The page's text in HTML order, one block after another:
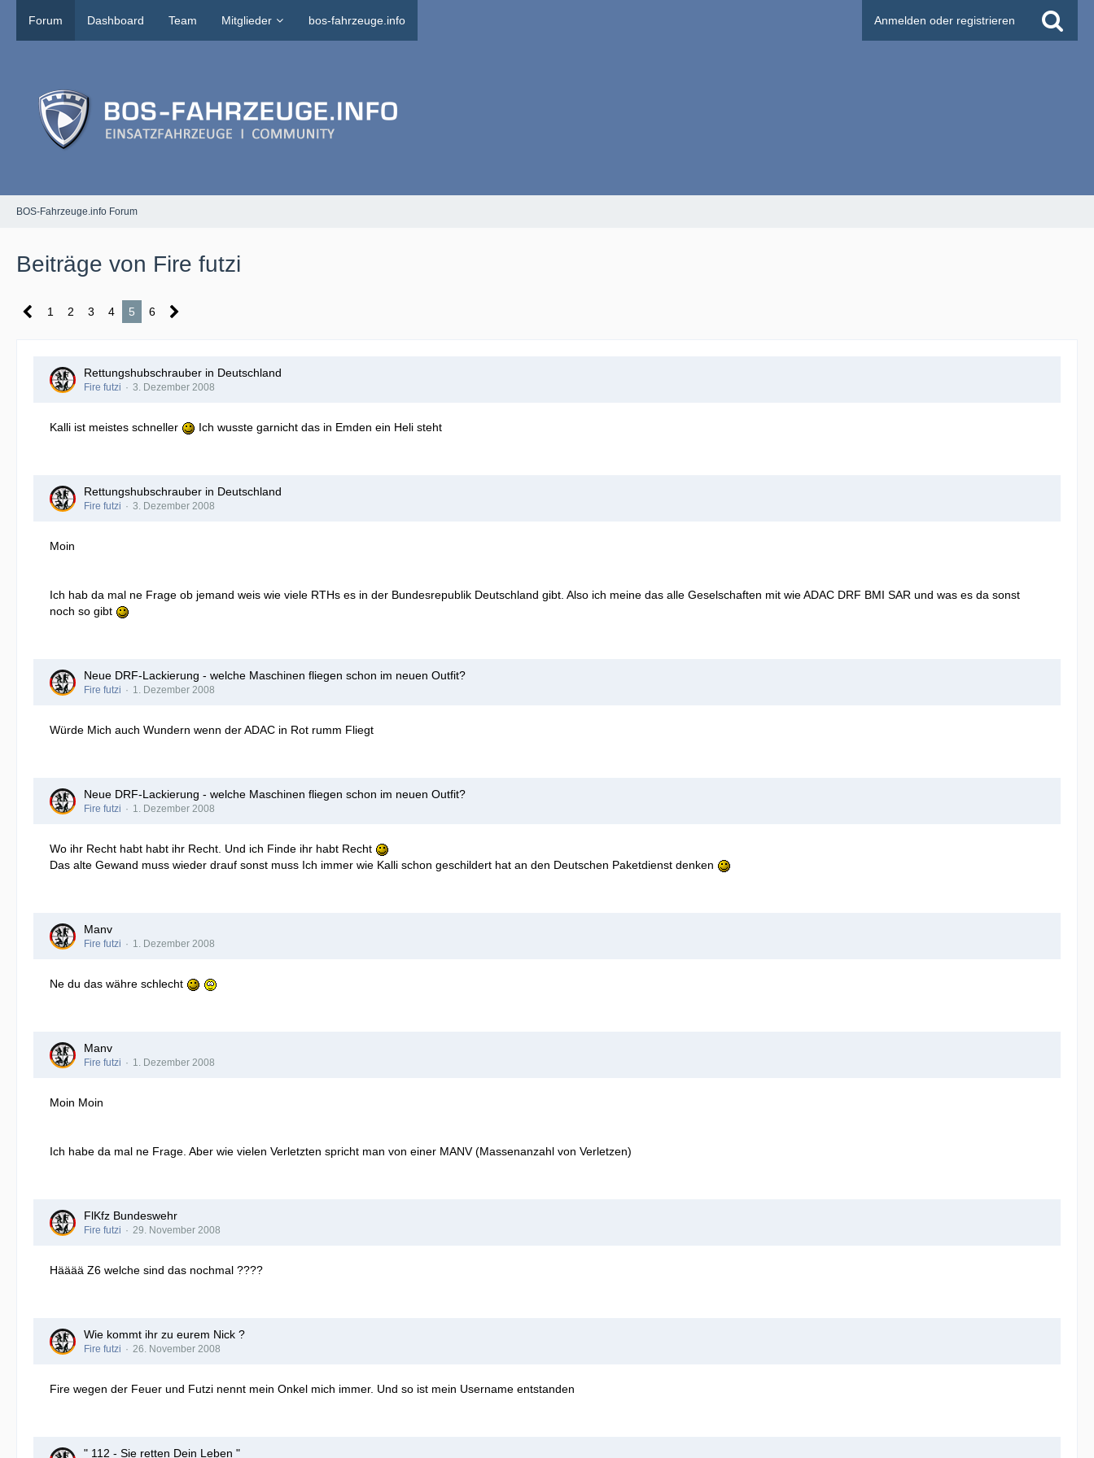
Forum Dashboard Team Mitglieder bos-fahrzeuge.info Anmelden oder registrieren
BOS-Fahrzeuge.info Forum
Beiträge von Fire futzi
1 2 3 4 5 6
Rettungshubschrauber in Deutschland
Fire futzi 3. Dezember 2008
Kalli ist meistes schneller Ich wusste garnicht das in Emden ein Heli steht
Rettungshubschrauber in Deutschland
Fire futzi 3. Dezember 2008
Moin
Ich hab da mal ne Frage ob jemand weis wie viele RTHs es in der Bundesrepublik Deutschland gibt. Also ich meine das alle Geselschaften mit wie ADAC DRF BMI SAR und was es da sonst
noch so gibt
Neue DRF-Lackierung - welche Maschinen fliegen schon im neuen Outfit?
Fire futzi 1. Dezember 2008
Würde Mich auch Wundern wenn der ADAC in Rot rumm Fliegt
Neue DRF-Lackierung - welche Maschinen fliegen schon im neuen Outfit?
Fire futzi 1. Dezember 2008
Wo ihr Recht habt habt ihr Recht. Und ich Finde ihr habt Recht
Das alte Gewand muss wieder drauf sonst muss Ich immer wie Kalli schon geschildert hat an den Deutschen Paketdienst denken
Manv
Fire futzi 1. Dezember 2008
Ne du das währe schlecht
Manv
Fire futzi 1. Dezember 2008
Moin Moin
Ich habe da mal ne Frage. Aber wie vielen Verletzten spricht man von einer MANV (Massenanzahl von Verletzen)
FlKfz Bundeswehr
Fire futzi 29. November 2008
Hääää Z6 welche sind das nochmal ????
Wie kommt ihr zu eurem Nick ?
Fire futzi 26. November 2008
Fire wegen der Feuer und Futzi nennt mein Onkel mich immer. Und so ist mein Username entstanden
" 112 - Sie retten Dein Leben "